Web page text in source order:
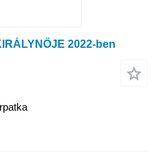
2022-ben